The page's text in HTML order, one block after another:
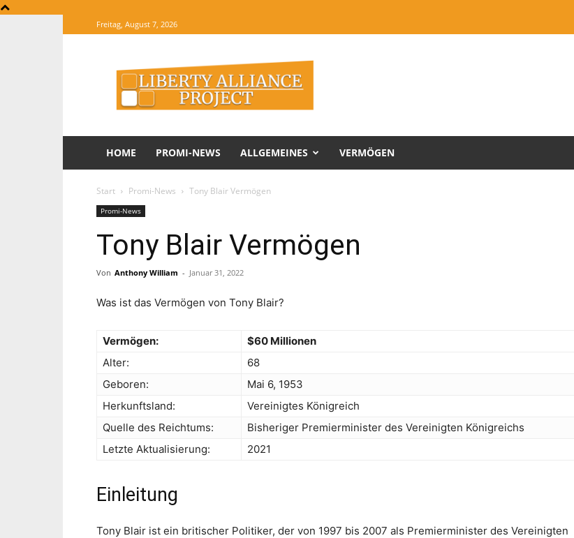
Freitag, August 7, 2026
Website
of
Informations
HOME PROMI-NEWS ALLGEMEINES VERMÖGEN
Start Promi-News Tony Blair Vermögen
Promi-News
Tony Blair Vermögen
Von Anthony William - Januar 31, 2022
Was ist das Vermögen von Tony Blair?
Vermögen:
$60 Millionen
Alter:
68
Geboren:
Mai 6, 1953
Herkunftsland:
Vereinigtes Königreich
Quelle des Reichtums:
Bisheriger Premierminister des Vereinigten Königreichs
Letzte Aktualisierung:
2021
Einleitung
Tony Blair ist ein britischer Politiker, der von 1997 bis 2007 als Premierminister des Vereinigten